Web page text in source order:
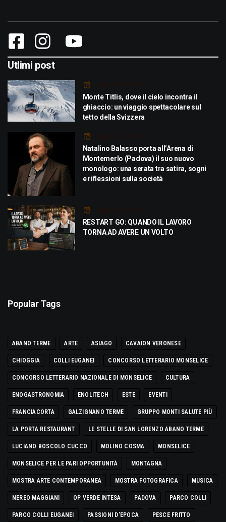
Utlimi post
Luglio 29, 2026
Monte Titlis, dove il cielo incontra il
ghiaccio: un viaggio spettacolare sul
tetto della Svizzera
Luglio 21, 2026
Natalino Balasso porta all’Arena di
Montemerlo (Padova) il suo nuovo
monologo: una serata tra satira, sogni
e riflessioni sulla società
Luglio 21, 2026
RESTART GO: QUANDO IL LAVORO
TORNA AD AVERE UN VOLTO
Popular Tags
ABANO TERME ARTE ASIAGO CAVAION VERONESE
CHIOGGIA COLLI EUGANEI CONCORSO LETTERARIO MONSELICE
CONCORSO LETTERARIO NAZIONALE DI MONSELICE CULTURA
ENOGASTRONOMIA ENOLITECH ESTE EVENTI
FRANCIACORTA GALZIGNANO TERME GRUPPO MONTI SALUTE PIÙ
LA PORTA RESTAURANT LE STELLE DI SAN LORENZO ABANO TERME
LUCIANO BOSCOLO CUCCO MOLINO COSMA MONSELICE
MONSELICE PER LE PARI OPPORTUNITÀ MONTAGNA
MOSTRA ARTE CONTEMPORANEA MOSTRA FOTOGRAFICA MUSICA
NEREO MAGGIANI OP VERDE INTESA PADOVA PARCO COLLI
PARCO COLLI EUGANEI PASSIONI D'EPOCA PESCE FRITTO